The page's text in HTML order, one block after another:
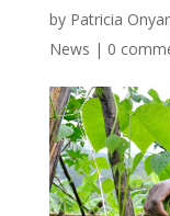
by Patricia
News | 0